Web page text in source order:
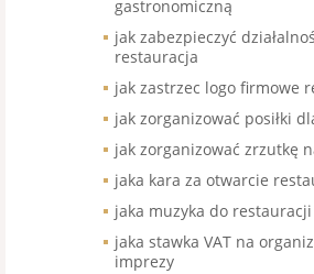
gastronomiczną
jak zabezpieczyć
restauracja
jak zastrzec logo firmowe
jak zorganizować posiłki
jak zorganizować zrzutkę
jaka kara za otwarcie
jaka muzyka do restauracji
jaka stawka VAT na
imprezy